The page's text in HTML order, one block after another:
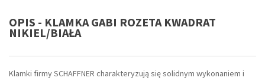
OPIS - KLAMKA GABI ROZETA KWADRAT
NIKIEL/BIAŁA
Klamki firmy SCHAFFNER charakteryzują się solidnym wykonaniem i